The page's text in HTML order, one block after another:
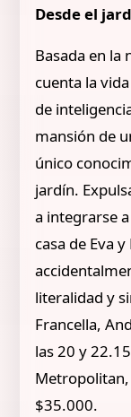
Desde el
Basada en la
cuenta la
de
mansión de
único
jardín.
a integrarse
casa de Eva
literalidad y
Francella,
las 20 y
$35.000.